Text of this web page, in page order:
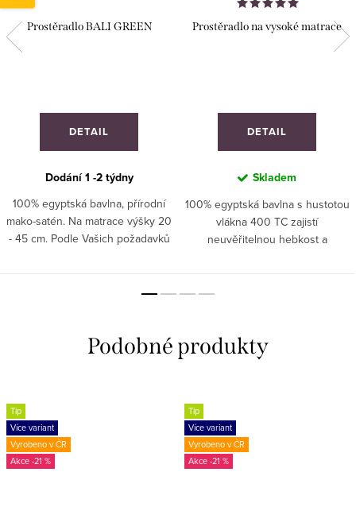
Prostěradlo BALI GREEN
DETAIL
Dodání 1 -2 týdny
100% egyptská bavlna, přírodní
mako-satén. Na matrace výšky 20
- 45 cm. Podle Vašich požadavků
Ušijeme jakýkoliv rozměr.
Prostěradlo na vysoké matrace
DETAIL
Skladem
100% egyptská bavlna s hustotou
vlákna 400 TC zajistí
neuvěřitelnou hebkost a
schopni ušít i atypický rozměr
Tip
Více variant
Vyrobeno v ČR
-21 %
Tip
Více variant
Vyrobeno v ČR
-21 %